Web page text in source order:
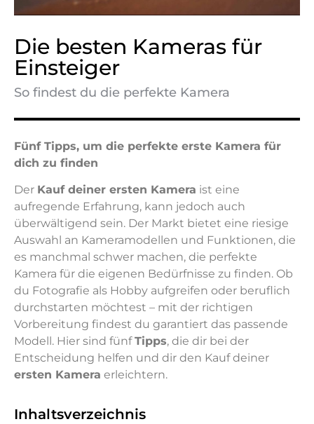
Die besten Kameras für
Einsteiger
So findest du die perfekte Kamera
Fünf Tipps, um die perfekte erste Kamera für
dich zu finden
Der Kauf deiner ersten Kamera ist eine
aufregende Erfahrung, kann jedoch auch
überwältigend sein. Der Markt bietet eine riesige
Auswahl an Kameramodellen und Funktionen, die
es manchmal schwer machen, die perfekte
Kamera für die eigenen Bedürfnisse zu finden. Ob
du Fotografie als Hobby aufgreifen oder beruflich
durchstarten möchtest – mit der richtigen
Vorbereitung findest du garantiert das passende
Modell. Hier sind fünfTipps, die dir bei der
Entscheidung helfen und dir den Kauf deiner
ersten Kamera erleichtern.
Inhaltsverzeichnis